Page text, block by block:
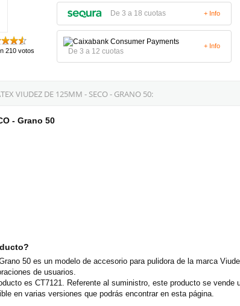
210 votos
De 3 a 18 cuotas + Info
De 3 a 12 cuotas
+ Info
VIUDEZ DE 125MM - SECO - GRANO 50:
- Grano 50
50 es un modelo de accesorio para pulidora de la marca
de usuarios.
es CT7121. Referente al suministro, este producto se
en varias versiones que podrás encontrar en esta página.